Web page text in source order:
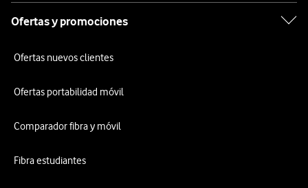
Ofertas y promociones
Ofertas nuevos clientes
Ofertas portabilidad móvil
Comparador fibra y móvil
Fibra estudiantes